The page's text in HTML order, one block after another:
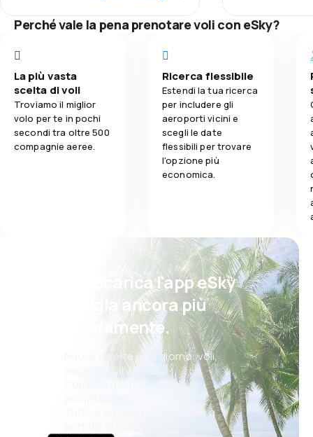
ont servi une
des passagers
avec des lasagnes moi qui
fond de la pareil avec quatre
personnes y avait plus rien à
manger pour nous
Perché vale la pena prenotare voli con eSky?
La più vasta
scelta di voli
Troviamo il miglior
volo per te in pochi
secondi tra oltre 500
compagnie aeree.
Ricerca flessibile
Estendi la tua ricerca
per includere gli
aeroporti vicini e
scegli le date
flessibili per trovare
l'opzione più
economica.
Psst! Scarica l'app eSky
e viaggia ancora più
comodamente.
Nuove offerte ogni giorno: voli,
vacanze, city break
Comoda gestione delle
Tutto ciò che conta, sempre a